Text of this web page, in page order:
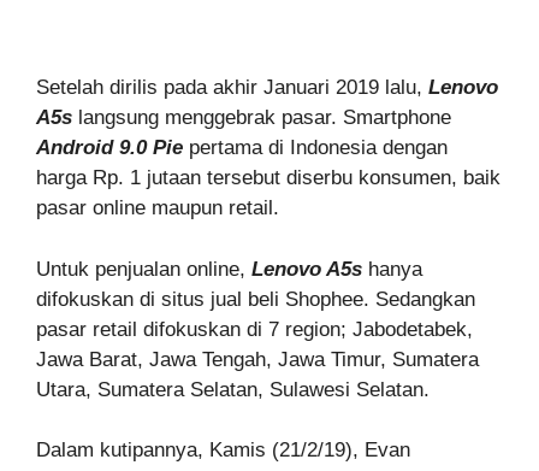
Setelah dirilis pada akhir Januari 2019 lalu, Lenovo
A5s langsung menggebrak pasar. Smartphone
Android 9.0 Pie pertama di Indonesia dengan
harga Rp. 1 jutaan tersebut diserbu konsumen, baik
pasar online maupun retail.
Untuk penjualan online, Lenovo A5s hanya
difokuskan di situs jual beli Shophee. Sedangkan
pasar retail difokuskan di 7 region; Jabodetabek,
Jawa Barat, Jawa Tengah, Jawa Timur, Sumatera
Utara, Sumatera Selatan, Sulawesi Selatan.
Dalam kutipannya, Kamis (21/2/19), Evan